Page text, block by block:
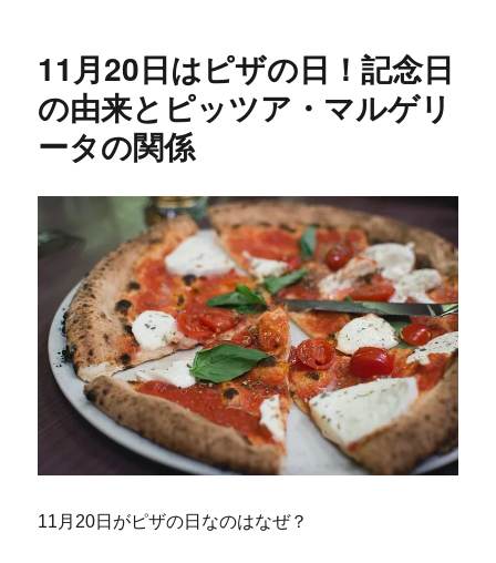
ー
11月20日はピザの日！記念日
の由来とピッツア・マルゲリ
ータの関係
11月20日がピザの日なのはなぜ？